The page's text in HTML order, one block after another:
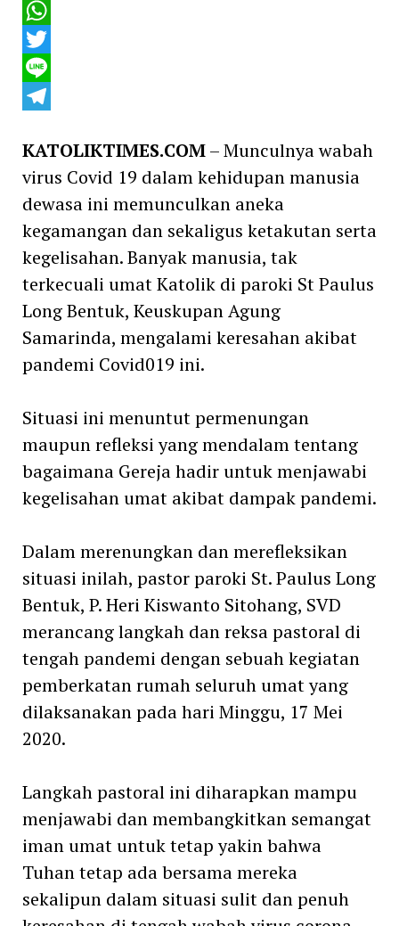
Facebook
WhatsApp
Twitter
Line
KATOLIKTIMES.COM– Munculnya wabah
virus Covid 19 dalam kehidupan manusia
dewasa ini memunculkan aneka
kegamangan dan sekaligus ketakutan serta
kegelisahan. Banyak manusia, tak
terkecuali umat Katolik di paroki St Paulus
Long Bentuk, Keuskupan Agung
Samarinda, mengalami keresahan akibat
pandemi Covid019 ini.
Situasi ini menuntut permenungan
maupun refleksi yang mendalam tentang
bagaimana Gereja hadir untuk menjawabi
kegelisahan umat akibat dampak pandemi.
Dalam merenungkan dan merefleksikan
situasi inilah, pastor paroki St. Paulus Long
Bentuk, P. Heri Kiswanto Sitohang, SVD
merancang langkah dan reksa pastoral di
tengah pandemi dengan sebuah kegiatan
pemberkatan rumah seluruh umat yang
dilaksanakan pada hari Minggu, 17 Mei
2020.
Langkah pastoral ini diharapkan mampu
menjawabi dan membangkitkan semangat
iman umat untuk tetap yakin bahwa
Tuhan tetap ada bersama mereka
sekalipun dalam situasi sulit dan penuh